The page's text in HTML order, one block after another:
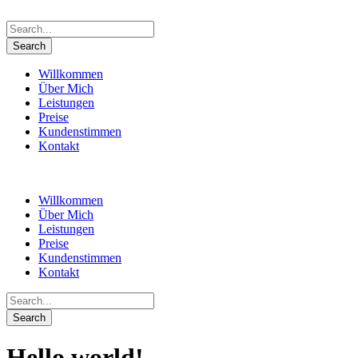
Willkommen
Über Mich
Leistungen
Preise
Kundenstimmen
Kontakt
Willkommen
Über Mich
Leistungen
Preise
Kundenstimmen
Kontakt